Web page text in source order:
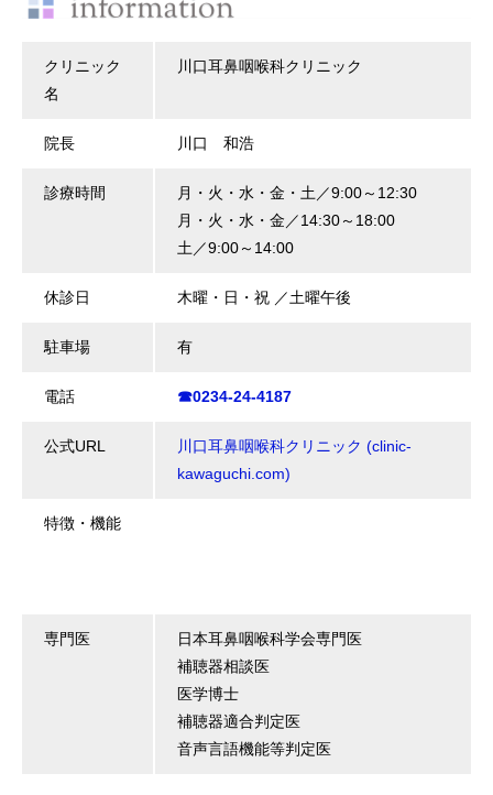
クリニック
名
川口耳鼻咽喉科クリニック
院長 川口 和浩
診療時間
月・火・水・金・土／9:00～12:30
月・火・水・金／14:30～18:00
土／9:00～14:00
休診日 木曜・日・祝 ／土曜午後
駐車場 有
電話 ☎0234-24-4187
公式URL
川口耳鼻咽喉科クリニック (clinic-
kawaguchi.com)
特徴・機能
専門医
日本耳鼻咽喉科学会専門医
補聴器相談医
医学博士
補聴器適合判定医
音声言語機能等判定医